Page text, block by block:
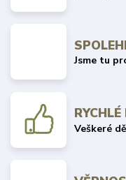
Jsme tu
Veškeré